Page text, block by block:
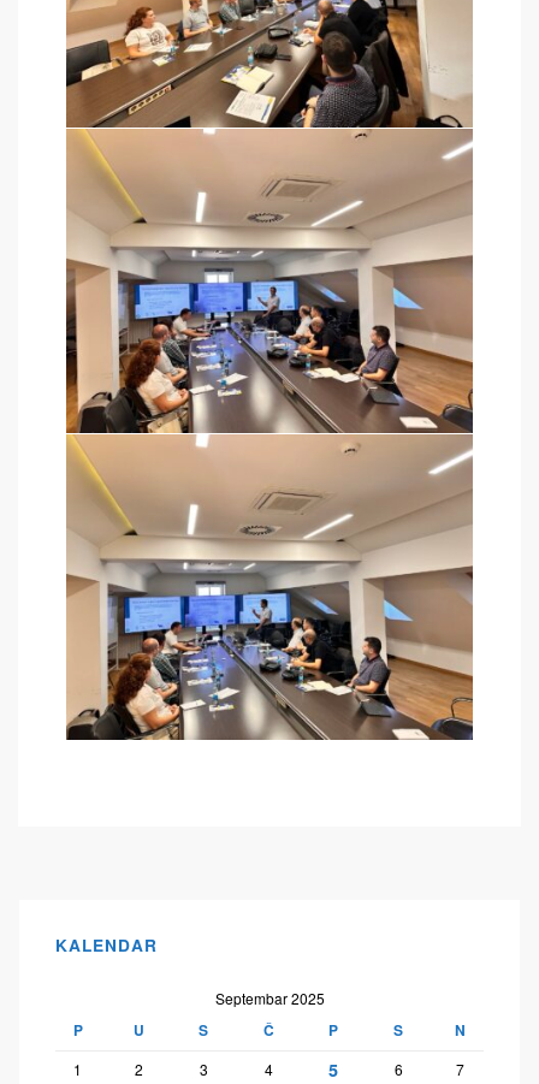
KALENDAR
Septembar 2025
P U S Č P S N
1 2 3 4 5 6
7